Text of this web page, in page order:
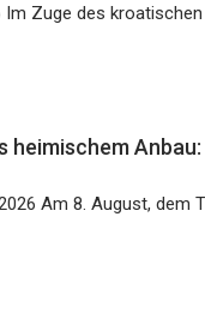
Im Zuge des kroatischen
heimischem
Am 8. August, dem